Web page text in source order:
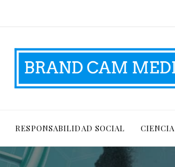
RESPONSABILIDAD SOCIAL